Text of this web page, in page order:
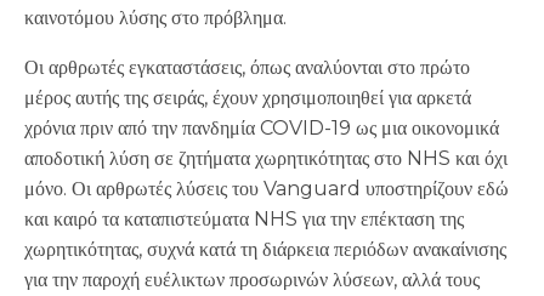
καινοτόμου λύσης στο πρόβλημα.
Οι αρθρωτές εγκαταστάσεις, όπως αναλύονται στο πρώτο
μέρος αυτής της σειράς, έχουν χρησιμοποιηθεί για αρκετά
χρόνια πριν από την πανδημία COVID-19 ως μια οικονομικά
αποδοτική λύση σε ζητήματα χωρητικότητας στο NHS και όχι
μόνο. Οι αρθρωτές λύσεις του Vanguard υποστηρίζουν εδώ
και καιρό τα καταπιστεύματα NHS για την επέκταση της
χωρητικότητας, συχνά κατά τη διάρκεια περιόδων ανακαίνισης
για την παροχή ευέλικτων προσωρινών λύσεων, αλλά τους